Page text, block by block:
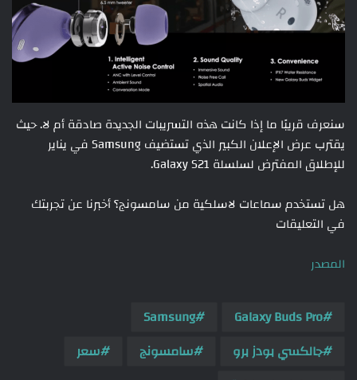
سنعرف قريبًا ما إذا كانت هذه التسريبات الجديدة صادقة أم لا. حيث
يقترب عرض الإعلان الكبير الذي تستضيف Samsung في يناير
للإطلاق المفترض لسلسلة Galaxy S21.
هل تستخدم سماعات لاسلكية من سامسونج؟ أخبرنا عن تجربتك
في التعليقات
المصدر
Galaxy Buds Pro
Samsung
جالكسي بودز برو
سامسونج
سعر